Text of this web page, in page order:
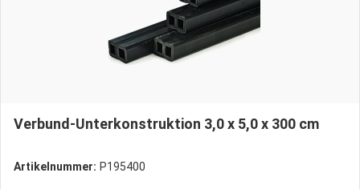
Verbund-Unterkonstruktion 3,0 x 5,0 x 300 cm
Artikelnummer: P195400